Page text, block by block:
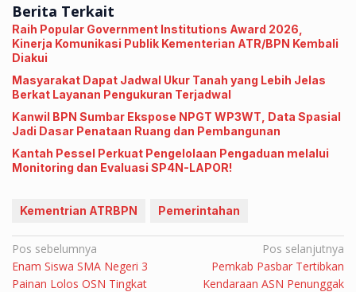
Berita Terkait
Raih Popular Government Institutions Award 2026,
Kinerja Komunikasi Publik Kementerian ATR/BPN Kembali
Diakui
Masyarakat Dapat Jadwal Ukur Tanah yang Lebih Jelas
Berkat Layanan Pengukuran Terjadwal
Kanwil BPN Sumbar Ekspose NPGT WP3WT, Data Spasial
Jadi Dasar Penataan Ruang dan Pembangunan
Kantah Pessel Perkuat Pengelolaan Pengaduan melalui
Monitoring dan Evaluasi SP4N-LAPOR!
Kementrian ATRBPN Pemerintahan
Navigasi
pos
Pos sebelumnya
Enam Siswa SMA Negeri 3
Painan Lolos OSN Tingkat
Pos selanjutnya
Pemkab Pasbar Tertibkan
Kendaraan ASN Penunggak